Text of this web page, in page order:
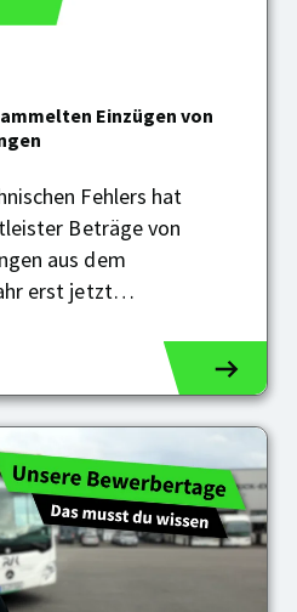
Einzügen von
Fehlers hat
Beträge von
aus dem
erst jetzt…
zu
gesammelten
Einzügen
bargeldlosen
Zahlungen